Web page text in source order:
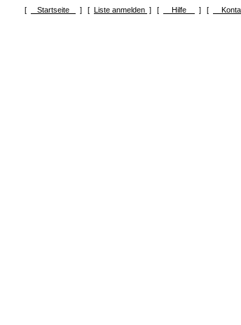
[ Startseite ] [ Liste anmelden ] [ Hilfe ] [